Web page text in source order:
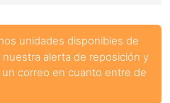
unidades disponibles de
alerta de reposición y
correo en cuanto entre de